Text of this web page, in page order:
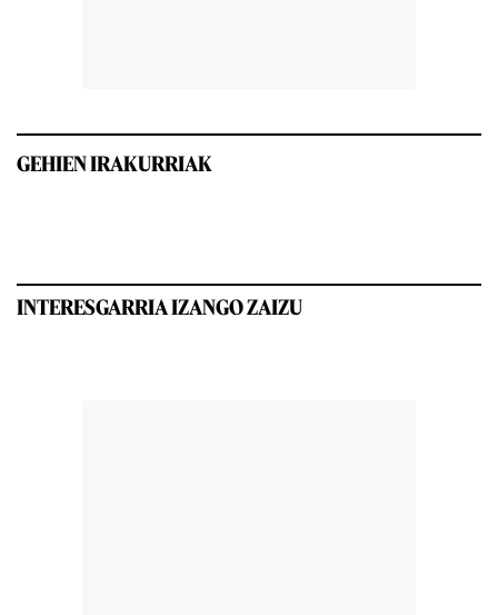
GEHIEN IRAKURRIAK
INTERESGARRIA IZANGO ZAIZU